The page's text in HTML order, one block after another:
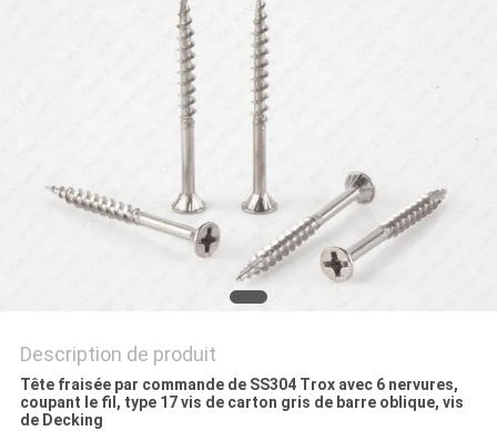
PRIVACY
POLICY
Description de produit
Tête fraisée par commande de SS304 Trox avec 6 nervures,
coupant le fil, type 17 vis de carton gris de barre oblique, vis
de Decking